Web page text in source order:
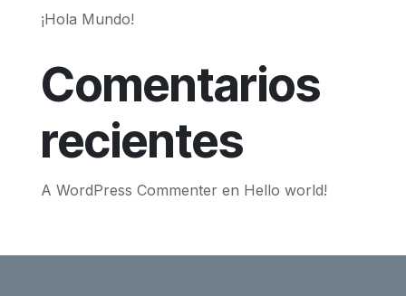
¡Hola Mundo!
Comentarios
recientes
A WordPress Commenteren Hello world!